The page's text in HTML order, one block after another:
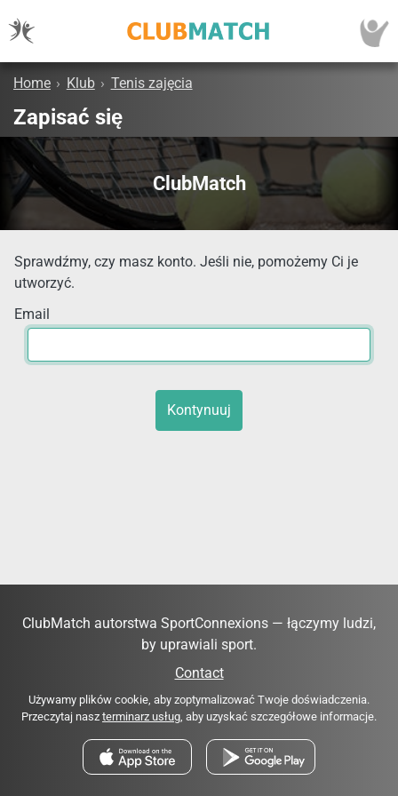
Home › Klub › Tenis zajęcia
Zapisać się
ClubMatch
Sprawdźmy, czy masz konto. Jeśli nie, pomożemy Ci je
utworzyć.
Email
Kontynuuj
ClubMatch autorstwa SportConnexions — łączymy ludzi,
by uprawiali sport.
Contact
Używamy plików cookie, aby zoptymalizować Twoje doświadczenia.
Przeczytaj nasz terminarz usług, aby uzyskać szczegółowe informacje.